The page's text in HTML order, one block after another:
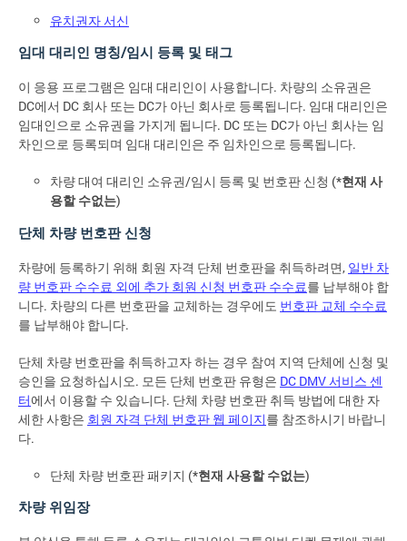
유치권자 서신
임대 대리인 명칭/임시 등록 및 태그
이 응용 프로그램은 임대 대리인이 사용합니다. 차량의 소유권은
DC에서 DC 회사 또는 DC가 아닌 회사로 등록됩니다. 임대 대리인은
임대인으로 소유권을 가지게 됩니다. DC 또는 DC가 아닌 회사는 임
차인으로 등록되며 임대 대리인은 주 임차인으로 등록됩니다.
차량 대여 대리인 소유권/임시 등록 및 번호판 신청 (*현재 사
용할 수없는)
단체 차량 번호판 신청
차량에 등록하기 위해 회원 자격 단체 번호판을 취득하려면, 일반 차
량 번호판 수수료 외에 추가 회원 신청 번호판 수수료를 납부해야 합
니다. 차량의 다른 번호판을 교체하는 경우에도 번호판 교체 수수료
를 납부해야 합니다.
단체 차량 번호판을 취득하고자 하는 경우 참여 지역 단체에 신청 및
승인을 요청하십시오. 모든 단체 번호판 유형은 DC DMV 서비스 센
터에서 이용할 수 있습니다. 단체 차량 번호판 취득 방법에 대한 자
세한 사항은 회원 자격 단체 번호판 웹 페이지를 참조하시기 바랍니
다.
단체 차량 번호판 패키지 (*현재 사용할 수없는)
차량 위임장